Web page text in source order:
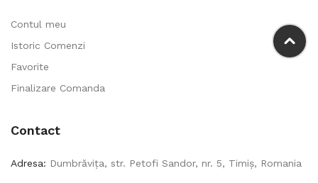
Contul meu
Istoric Comenzi
Favorite
Finalizare Comanda
Contact
Adresa: Dumbrăvița, str. Petofi Sandor, nr. 5, Timiș, Romania